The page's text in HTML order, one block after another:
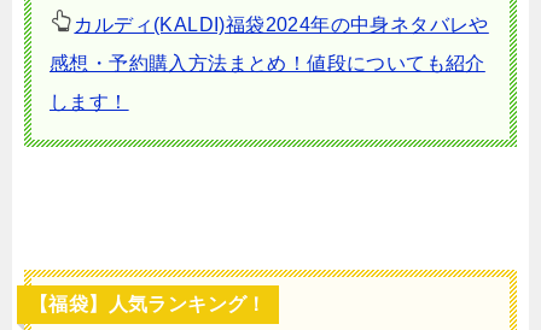
カルディ(KALDI)福袋2024年の中身ネタバレや
感想・予約購入方法まとめ！値段についても紹介
します！
【福袋】人気ランキング！